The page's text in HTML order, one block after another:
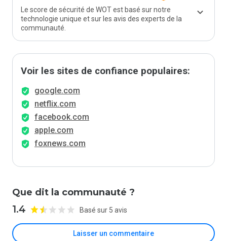
Le score de sécurité de WOT est basé sur notre
technologie unique et sur les avis des experts de la
communauté.
Voir les sites de confiance populaires:
google.com
netflix.com
facebook.com
apple.com
foxnews.com
Que dit la communauté ?
1.4 Basé sur 5 avis
Laisser un commentaire